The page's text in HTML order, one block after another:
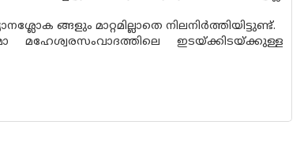
ങ്ങളും മാറ്റമില്ലാതെ നിലനിർത്തിയിട്ടുണ്ട്.
ഇടയ്ക്കിടയ്ക്കുള്ള